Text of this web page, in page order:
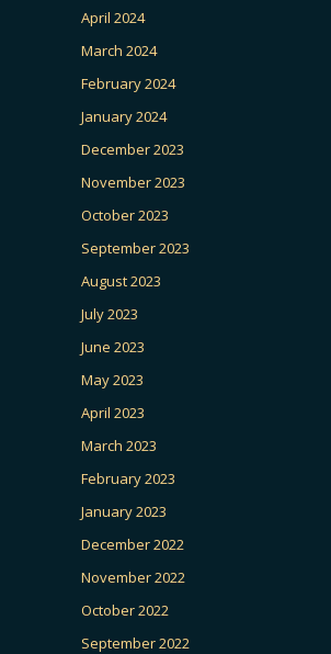
April 2024
March 2024
February 2024
January 2024
December 2023
November 2023
October 2023
September 2023
August 2023
July 2023
June 2023
May 2023
April 2023
March 2023
February 2023
January 2023
December 2022
November 2022
October 2022
September 2022